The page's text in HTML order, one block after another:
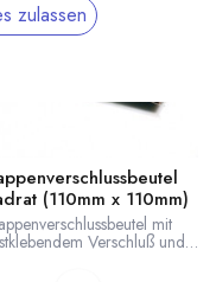
(110mm x 110mm)
mit
Verschluß und
zulassen